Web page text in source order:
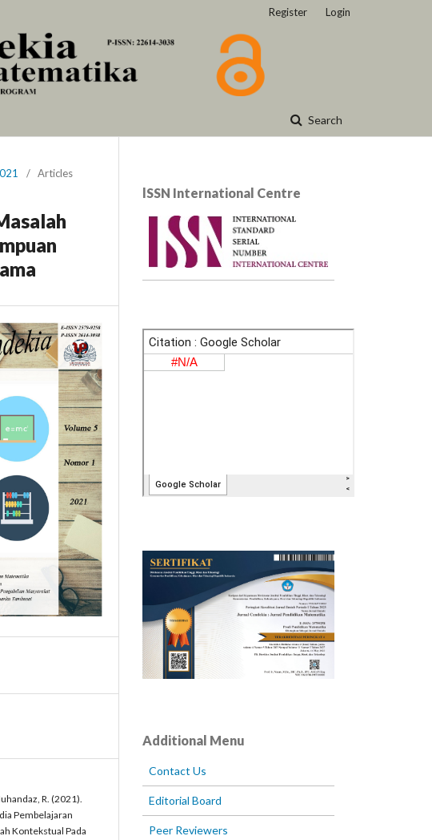
Search
Register Login
/ Articles
R. (2021).
Pembelajaran
Kontekstual Pada
lSSN International Centre
Additional Menu
Contact Us
Editorial Board
Peer Reviewers